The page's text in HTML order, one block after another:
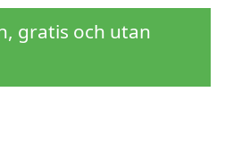
gratis och utan